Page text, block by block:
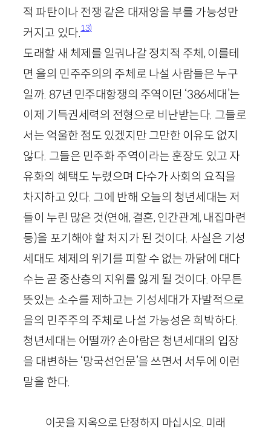
적 파탄이나 전쟁 같은 대재앙을 부를 가능성만
커지고 있다.13)
도래할 새 체제를 일궈나갈 정치적 주체, 이를테
면 을의 민주주의의 주체로 나설 사람들은 누구
일까. 87년 민주대항쟁의 주역이던 ‘386세대’는
이제 기득권세력의 전형으로 비난받는다. 그들로
서는 억울한 점도 있겠지만 그만한 이유도 없지
않다. 그들은 민주화 주역이라는 훈장도 있고 자
유화의 혜택도 누렸으며 다수가 사회의 요직을
차지하고 있다. 그에 반해 오늘의 청년세대는 저
들이 누린 많은 것(연애, 결혼, 인간관계, 내집마련
등)을 포기해야 할 처지가 된 것이다. 사실은 기성
세대도 체제의 위기를 피할 수 없는 까닭에 대다
수는 곧 중산층의 지위를 잃게 될 것이다. 아무튼
뜻있는 소수를 제하고는 기성세대가 자발적으로
을의 민주주의 주체로 나설 가능성은 희박하다.
청년세대는 어떨까? 손아람은 청년세대의 입장
을 대변하는 ‘망국선언문’을 쓰면서 서두에 이런
말을 한다.
이곳을 지옥으로 단정하지 마십시오. 미래